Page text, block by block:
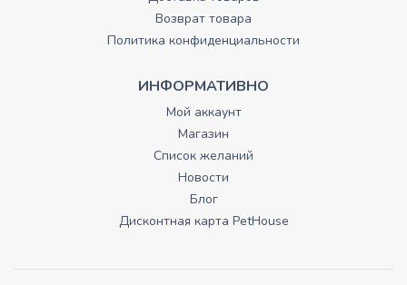
Возврат товара
Политика конфиденциальности
ИНФОРМАТИВНО
Мой аккаунт
Магазин
Список желаний
Новости
Блог
Дисконтная карта PetHouse